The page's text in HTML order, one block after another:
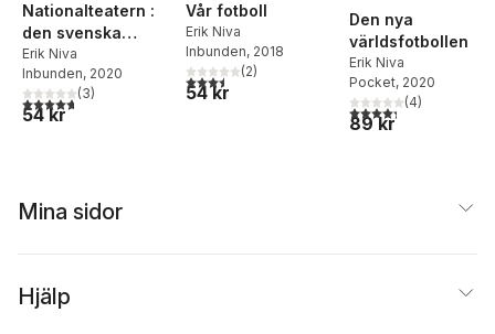
Nationalteatern :
den svenska
fotbollens
huvudrollsinnehav
are och bifigurer
Erik Niva
Inbunden, 2020
4,7utav 5 stjärnor. Totalt antal röster:
(3)
54 kr
Vår fotboll
Erik Niva
Inbunden, 2018
3,5utav 5 stjärnor. Totalt antal röster:
(2)
54 kr
Den nya
världsfotbollen
Erik Niva
Pocket, 2020
4,3utav 5 stjärnor.
(4)
89 kr
Mina sidor
Hjälp